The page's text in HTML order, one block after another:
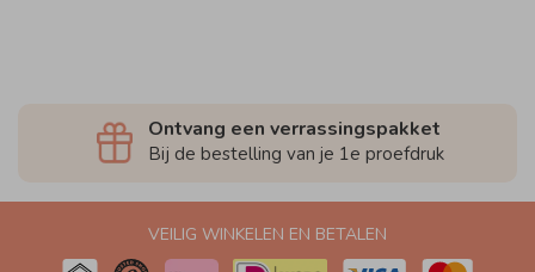
Ontvang een verrassingspakket
Bij de bestelling van je 1e proefdruk
VEILIG WINKELEN EN BETALEN